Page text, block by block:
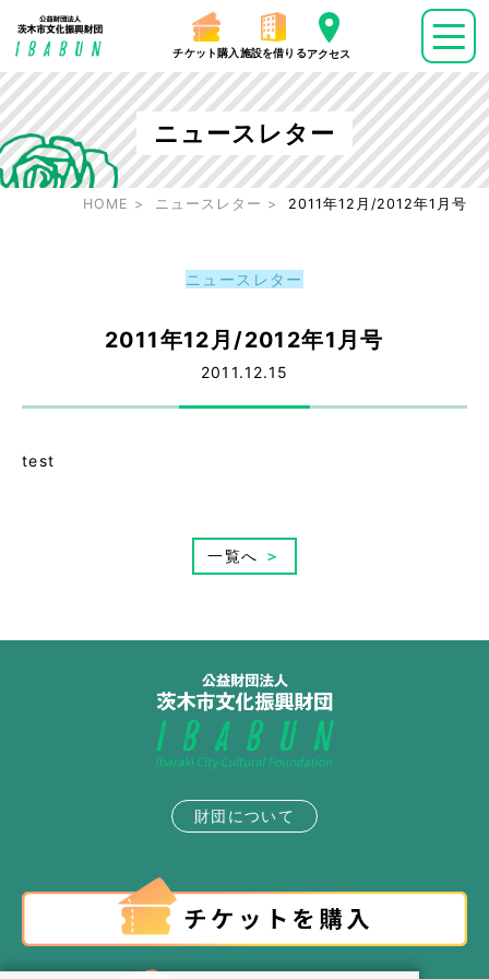
チケット購入 施設を借りるアクセス
ニュースレター
HOME ニュースレター 2011年12月/2012年1月号
ニュースレター
2011年12月/2012年1月号
2011.12.15
test
一覧へ ＞
財団について